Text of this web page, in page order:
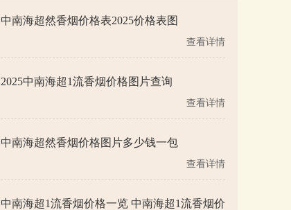
中南海超然香烟价格表2025价格表图
查看详情
2025中南海超1流香烟价格图片查询
查看详情
中南海超然香烟价格图片多少钱一包
查看详情
中南海超1流香烟价格一览 中南海超1流香烟价